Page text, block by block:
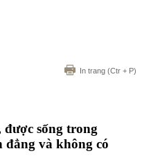
In trang (Ctr + P)
sống trong
và không có